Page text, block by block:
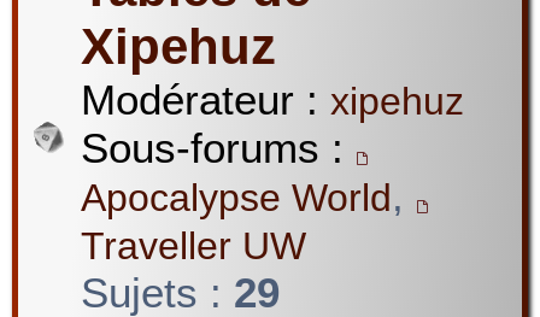
Xipehuz
Modérateur : xipehuz
Sous-forums :
Apocalypse World,
Traveller UW
Sujets : 29